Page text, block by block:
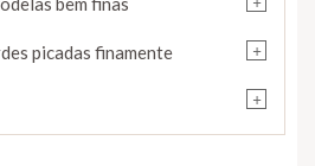
+
picadas finamente
+